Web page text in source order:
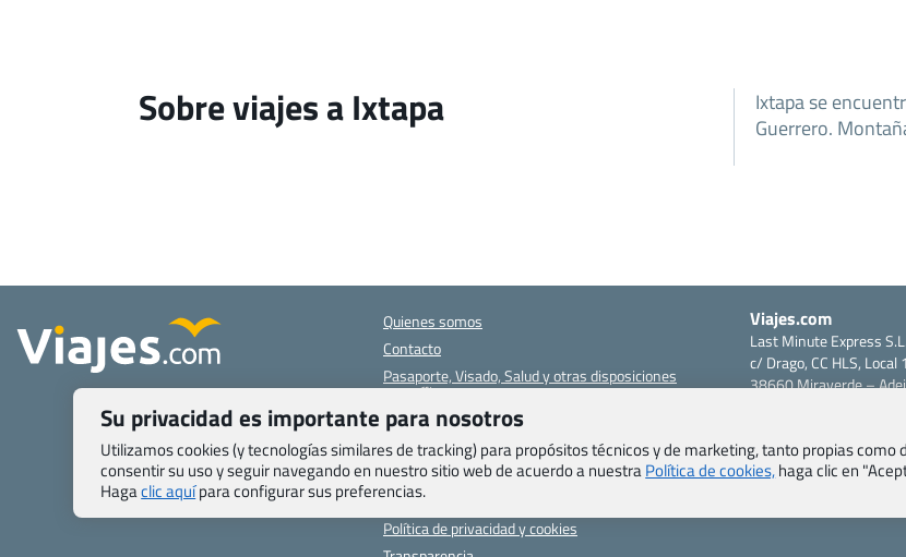
Sobre viajes a Ixtapa
Ixtapa se
Guerrero.
Quienes somos
Contacto
Pasaporte, Visado, Salud y otras disposiciones
específicas
Blog de Viajes.com
Registro de agencias
Preguntas frecuentes
Condiciones generales
Política de privacidad y cookies
Viajes.com
Last Minute Express
c/ Drago, CC HLS, Local
38660 Miraverde –
Tfno: +34 922-97-17-
Su privacidad es importante para nosotros
Utilizamos cookies (y tecnologías similares de tracking) para propósitos técnicos y de marketing, tanto propias como
consentir su uso y seguir navegando en nuestro sitio web de acuerdo a nuestraPolítica de cookies,haga clic en
Hagaclic aquípara configurar sus preferencias.